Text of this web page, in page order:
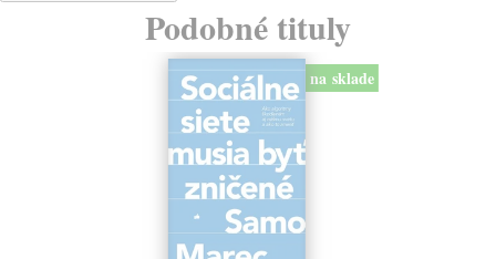
Podobné tituly
na sklade